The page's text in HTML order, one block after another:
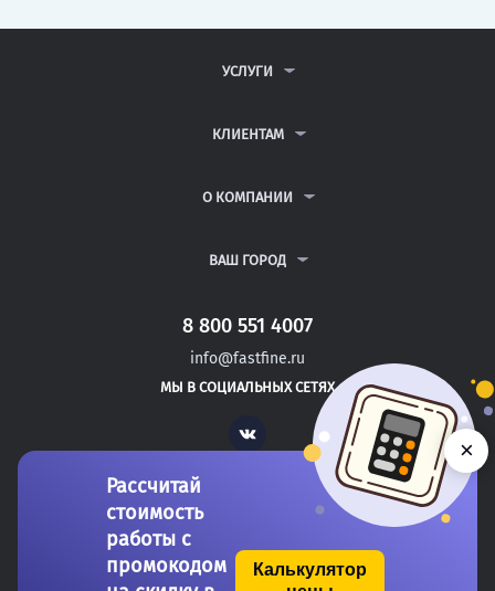
УСЛУГИ
ДИПЛОМНЫЕ РАБОТЫ
РЕФЕРАТЫ
КЛИЕНТАМ
ВОПРОСЫ И ОТВЕТЫ
ПОЛИТИКА КОНФИДЕНЦИАЛЬНОСТИ
О КОМПАНИИ
КОНТАКТЫ
ВАШ ГОРОД
САНКТ-ПЕТЕРБУРГ
БИЙСК
БИРОБИДЖАН
8 800 551 4007
info@fastfine.ru
МЫ В СОЦИАЛЬНЫХ СЕТЯХ
Vk
Рассчитай
стоимость
работы с
промокодом
Калькулятор
×